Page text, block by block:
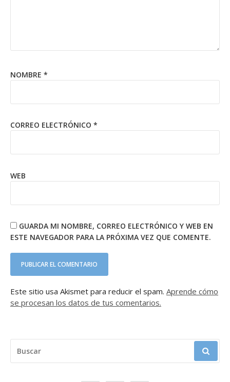
NOMBRE *
CORREO ELECTRÓNICO *
WEB
GUARDA MI NOMBRE, CORREO ELECTRÓNICO Y WEB EN
ESTE NAVEGADOR PARA LA PRÓXIMA VEZ QUE COMENTE.
Este sitio usa Akismet para reducir el spam. Aprende cómo
se procesan los datos de tus comentarios.